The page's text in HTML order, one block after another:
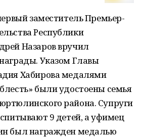
заместитель Премьер-
Республики
Назаров вручил
Указом Главы
Хабирова медалями
были удостоены семья
района. Супруги
9 детей, а уфимец
был награжден медалью